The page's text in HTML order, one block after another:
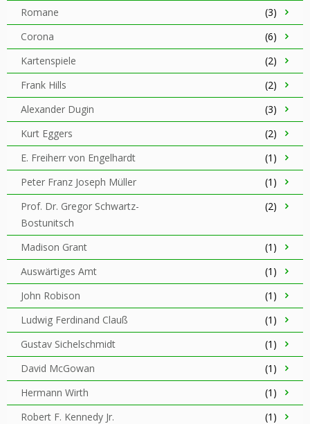
Romane
(3)
Corona
(6)
Kartenspiele
(2)
Frank Hills
(2)
Alexander Dugin
(3)
Kurt Eggers
(2)
E. Freiherr von Engelhardt
(1)
Peter Franz Joseph Müller
(1)
Prof. Dr. Gregor Schwartz-
Bostunitsch
(2)
Madison Grant
(1)
Auswärtiges Amt
(1)
John Robison
(1)
Ludwig Ferdinand Clauß
(1)
Gustav Sichelschmidt
(1)
David McGowan
(1)
Hermann Wirth
(1)
Robert F. Kennedy Jr.
(1)